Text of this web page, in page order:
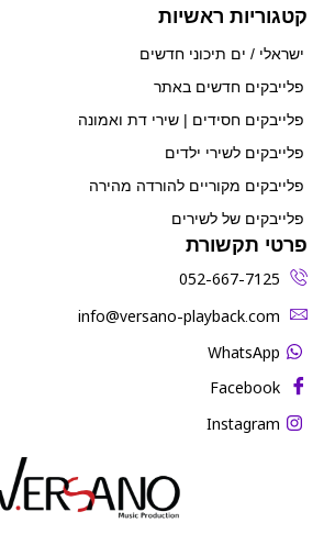
קטגוריות ראשיות
ישראלי / ים תיכוני חדשים
פלייבקים חדשים באתר
פלייבקים חסידים | שירי דת ואמונה
פלייבקים לשירי ילדים
פלייבקים מקוריים להורדה מהירה
פלייבקים של לשירים
פרטי תקשורת
052-667-7125
‫info@versano-playback.com‬
WhatsApp
Facebook
Instagram